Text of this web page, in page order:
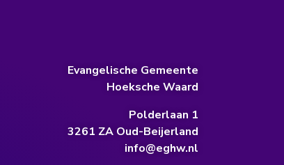
Evangelische Gemeente
Hoeksche Waard
Polderlaan 1
3261 ZA Oud-Beijerland
info@eghw.nl